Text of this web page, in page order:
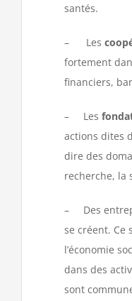
santés.
– Les
fortement
financiers,
– Les
actions dites
dire des
recherche, la
– Des
se créent. Ce
l’économie
dans des
sont